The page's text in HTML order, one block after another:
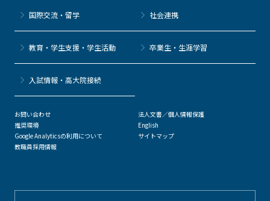
国際交流・留学 社会連携
教育・学生支援・学生活動 卒業生・生涯学習
⼊試情報・高大院接続
お問い合わせ
推奨環境
Google Analyticsの利用について
教職員採用情報
法人文書／個人情報保護
English
サイトマップ